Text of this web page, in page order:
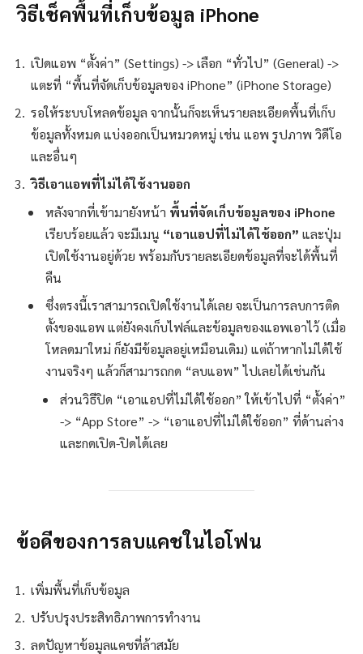
วิธีเช็คพื้นที่เก็บข้อมูล iPhone
เปิดแอพ “ตั้งค่า” (Settings) -> เลือก “ทั่วไป” (General) ->
แตะที่ “พื้นที่จัดเก็บข้อมูลของ iPhone” (iPhone Storage)
รอให้ระบบโหลดข้อมูล จากนั้นก็จะเห็นรายละเอียดพื้นที่เก็บ
ข้อมูลทั้งหมด แบ่งออกเป็นหมวดหมู่ เช่น แอพ รูปภาพ วิดีโอ
และอื่นๆ
วิธีเอาแอพที่ไม่ได้ใช้งานออก
หลังจากที่เข้ามายังหน้า พื้นที่จัดเก็บข้อมูลของ iPhone
เรียบร้อยแล้ว จะมีเมนู “เอาแอปที่ไม่ได้ใช้ออก” และปุ่ม
เปิดใช้งานอยู่ด้วย พร้อมกับรายละเอียดข้อมูลที่จะได้พื้นที่
คืน
ซึ่งตรงนี้เราสามารถเปิดใช้งานได้เลย จะเป็นการลบการติด
ตั้งของแอพ แต่ยังคงเก็บไฟล์และข้อมูลของแอพเอาไว้ (เมื่อ
โหลดมาใหม่ ก็ยังมีข้อมูลอยู่เหมือนเดิม) แต่ถ้าหากไม่ได้ใช้
งานจริงๆ แล้วก็สามารถกด “ลบแอพ” ไปเลยได้เช่นกัน
ส่วนวิธีปิด “เอาแอปที่ไม่ได้ใช้ออก” ให้เข้าไปที่ “ตั้งค่า”
-> “App Store” -> “เอาแอปที่ไม่ได้ใช้ออก” ที่ด้านล่าง
และกดเปิด-ปิดได้เลย
ข้อดีของการลบแคชในไอโฟน
เพิ่มพื้นที่เก็บข้อมูล
ปรับปรุงประสิทธิภาพการทำงาน
ลดปัญหาข้อมูลแคชที่ล้าสมัย